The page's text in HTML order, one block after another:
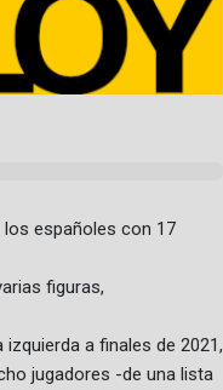
los españoles con 17
figuras,
a finales de 2021,
jugadores -de una lista